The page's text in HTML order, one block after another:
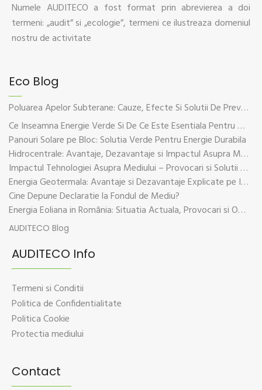
Numele AUDITECO a fost format prin abrevierea a doi
termeni: „audit” si „ecologie”, termeni ce ilustreaza domeniul
nostru de activitate
Eco Blog
Poluarea Apelor Subterane: Cauze, Efecte Si Solutii De Prevenire
Ce Inseamna Energie Verde Si De Ce Este Esentiala Pentru Viitorul Planetei
Panouri Solare pe Bloc: Solutia Verde Pentru Energie Durabila
Hidrocentrale: Avantaje, Dezavantaje si Impactul Asupra Mediului
Impactul Tehnologiei Asupra Mediului – Provocari si Solutii Sustenabile
Energia Geotermala: Avantaje si Dezavantaje Explicate pe Intelesul Tuturor
Cine Depune Declaratie la Fondul de Mediu?
Energia Eoliana in România: Situatia Actuala, Provocari si Oportunitati
AUDITECO Blog
AUDITECO Info
Termeni si Conditii
Politica de Confidentialitate
Politica Cookie
Protectia mediului
Contact